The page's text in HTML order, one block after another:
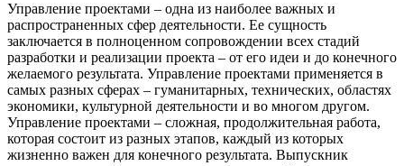
Управление проектами – одна из наиболее важных и
распространенных сфер деятельности. Ее сущность
заключается в полноценном сопровождении всех стадий
разработки и реализации проекта – от его идеи и до конечного
желаемого результата. Управление проектами применяется в
самых разных сферах – гуманитарных, технических, областях
экономики, культурной деятельности и во многом другом.
Управление проектами – сложная, продолжительная работа,
которая состоит из разных этапов, каждый из которых
жизненно важен для конечного результата. Выпускник